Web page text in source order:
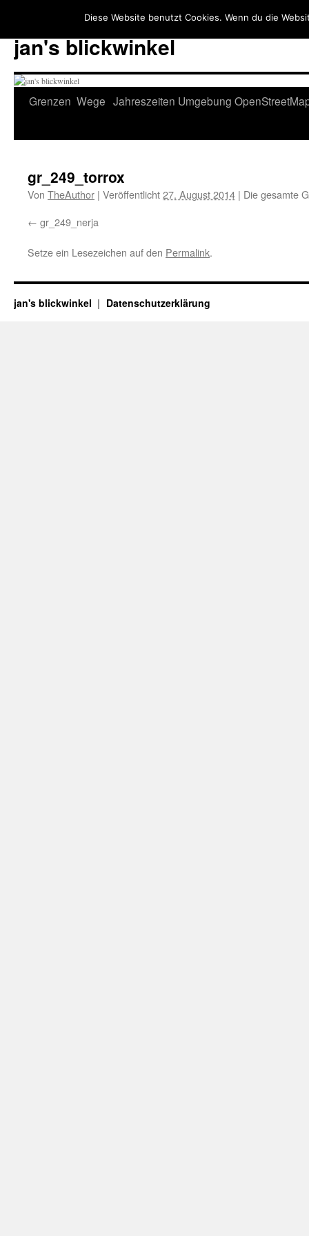
jan's blickwinkel
Zum
Grenzen Wege Jahreszeiten Umgebung
gr_249_torrox
Von TheAuthor | Veröffentlicht27. August 2014 | Die gesamte
gr_249_nerja
Setze ein Lesezeichen auf den Permalink.
jan's blickwinkel Datenschutzerklärung
Diese Website benutzt Cookies. Wenn du die